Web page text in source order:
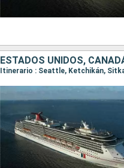
ESTADOS UNIDOS,
Itinerario : Seattle, Ketchikán,